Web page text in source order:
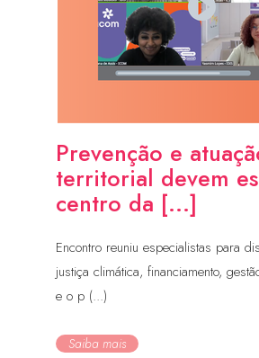
Prevenção e
territorial devem
centro da [...]
Encontro reuniu especialistas para
justiça climática, financiamento,
e o p (...)
Saiba mais